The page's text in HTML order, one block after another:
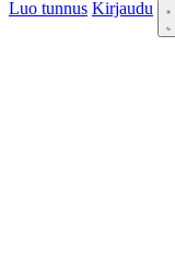
Luo tunnus Kirjaudu